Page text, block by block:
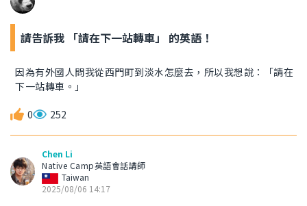
請告訴我 「請在下一站轉車」 的英語！
因為有外國人問我從西門町到淡水怎麼去，所以我想說：「請在
下一站轉車。」
0 252
Chen Li
Native Camp英語會話講師
Taiwan
2025/08/06 14:17